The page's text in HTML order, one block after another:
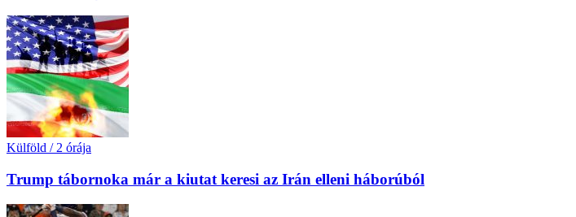
Külföld / 2 órája
Trump tábornoka már a kiutat keresi az Irán elleni háborúból